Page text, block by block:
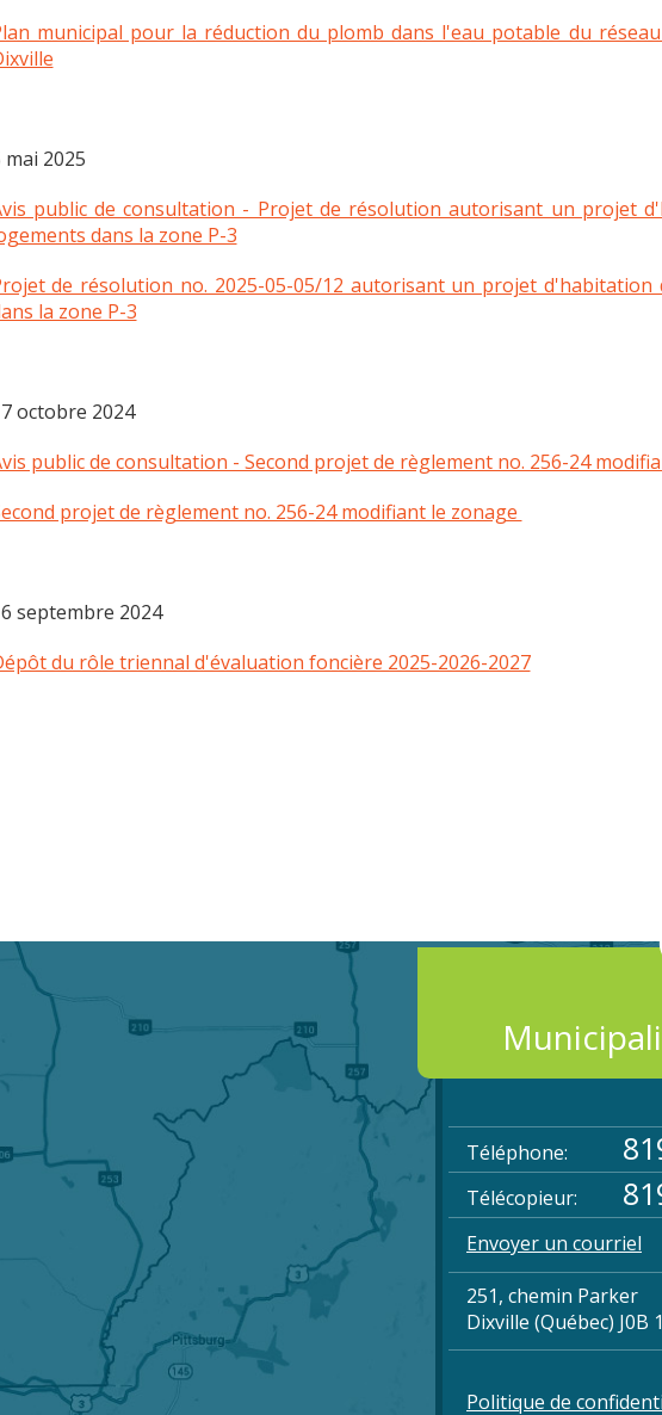
municipal pour la réduction du plomb dans l'eau potable du
mai 2025
public de consultation - Projet de résolution autorisant un projet
dans la zone P-3
de résolution no. 2025-05-05/12 autorisant un projet d'habitation
la zone P-3
octobre 2024
public de consultation - Second projet de règlement no. 256-24
projet de règlement no. 256-24 modifiant le zonage
septembre 2024
du rôle triennal d'évaluation foncière 2025-2026-2027
Téléphone:
Télécopieur:
Envoyer un courriel
251, chemin Parker
Dixville (Québec) J0B
Politique de